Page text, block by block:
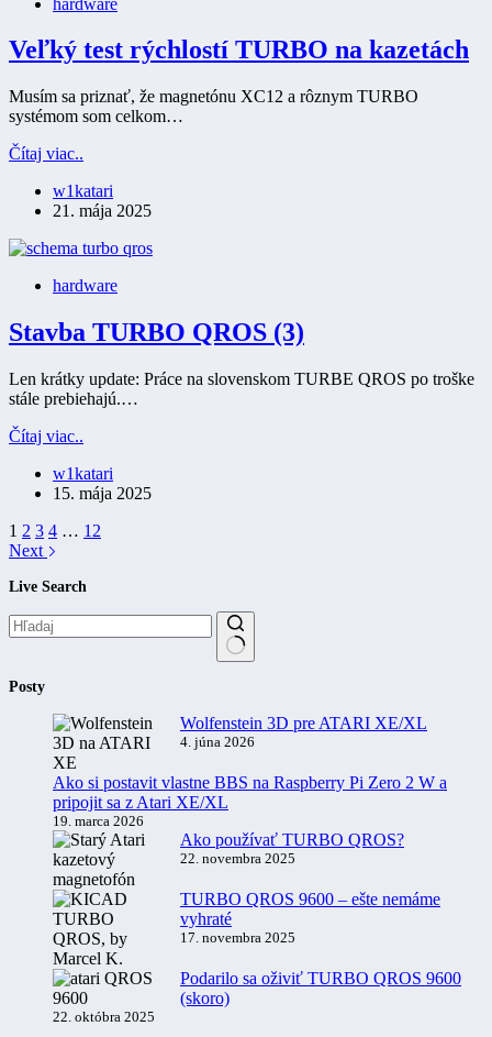
Veľký test rýchlostí TURBO na kazetách
Musím sa priznať, že magnetónu XC12 a rôznym TURBO
systémom som celkom…
Čítaj viac..
rýchlostí
TURBO
kazetách
w1katari
21. mája 2025
hardware
Stavba TURBO QROS (3)
Len krátky update: Práce na slovenskom TURBE QROS po troške
stále prebiehajú.…
Čítaj viac..
QROS
(3)
w1katari
15. mája 2025
1 2 3 4 … 12
Next
Live Search
results
Posty
Wolfenstein 3D pre ATARI XE/XL
4. júna 2026
Ako si postavit vlastne BBS na Raspberry Pi Zero 2 W a
pripojit sa z Atari XE/XL
19. marca 2026
Ako používať TURBO QROS?
22. novembra 2025
TURBO QROS 9600 – ešte nemáme
vyhraté
17. novembra 2025
Podarilo sa oživiť TURBO QROS 9600
(skoro)
22. októbra 2025